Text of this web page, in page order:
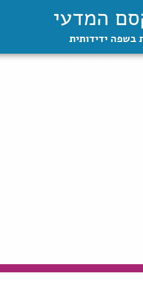
המדעי
בשפה ידידותית